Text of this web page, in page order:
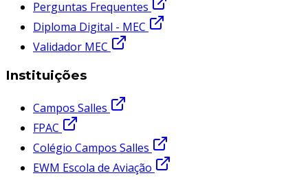
Perguntas Frequentes
Diploma Digital - MEC
Validador MEC
Instituições
Campos Salles
FPAC
Colégio Campos Salles
EWM Escola de Aviação